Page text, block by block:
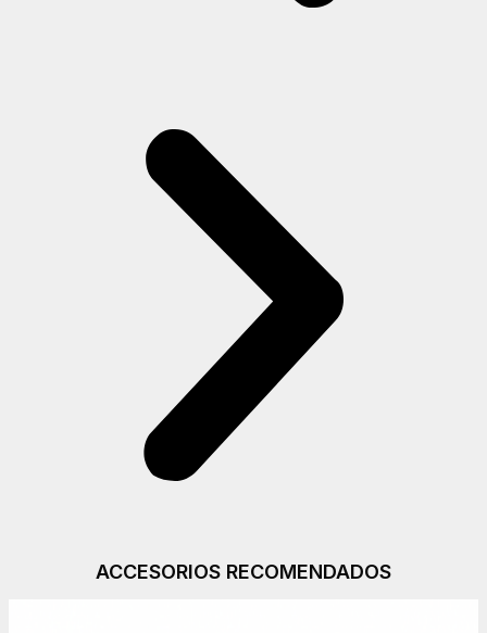
ACCESORIOS RECOMENDADOS